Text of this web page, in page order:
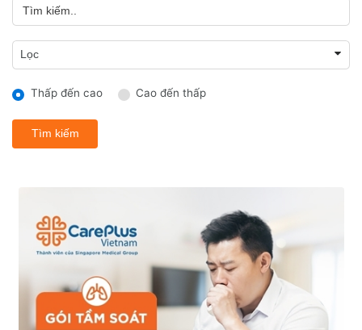
Thấp đến cao Cao đến thấp
Tìm kiếm